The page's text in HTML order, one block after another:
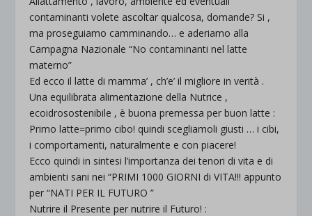
contaminanti volete ascoltar qualcosa, domande? Si ,
ma proseguiamo camminando… e aderiamo alla
Campagna Nazionale “No contaminanti nel latte
materno”
Ed ecco il latte di mamma’ , ch’e’ il migliore in verità .
Una equilibrata alimentazione della Nutrice ,
ecoidrosostenibile , è buona premessa per buon latte :
Primo latte=primo cibo! quindi scegliamoli giusti … i cibi,
i comportamenti, naturalmente e con piacere!
Ecco quindi in sintesi l’importanza dei tenori di vita e di
ambienti sani nei “PRIMI 1000 GIORNI di VITA!!! appunto
per “NATI PER IL FUTURO ”
Nutrire il Presente per nutrire il Futuro! :